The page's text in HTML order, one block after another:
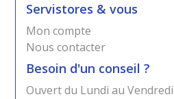
Servistores & vous
Mon compte
Nous contacter
Besoin d'un conseil ?
Ouvert du Lundi au Vendredi